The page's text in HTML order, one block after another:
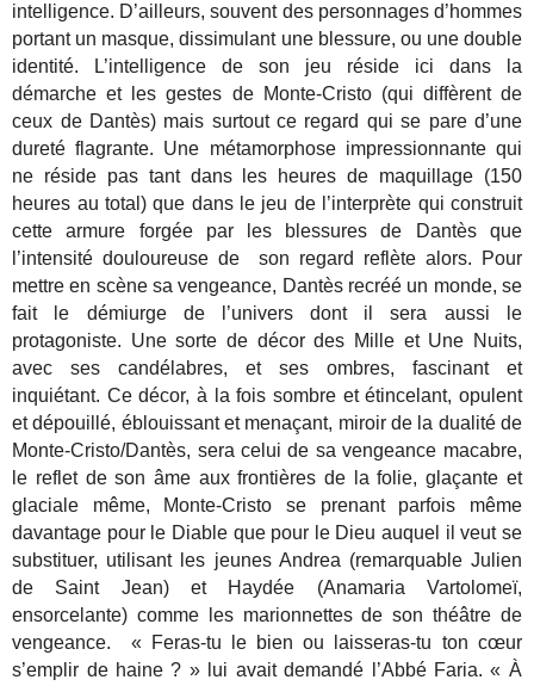
intelligence. D’ailleurs, souvent des personnages d’hommes
portant un masque, dissimulant une blessure, ou une double
identité. L’intelligence de son jeu réside ici dans la
démarche et les gestes de Monte-Cristo (qui diffèrent de
ceux de Dantès) mais surtout ce regard qui se pare d’une
dureté flagrante. Une métamorphose impressionnante qui
ne réside pas tant dans les heures de maquillage (150
heures au total) que dans le jeu de l’interprète qui construit
cette armure forgée par les blessures de Dantès que
l’intensité douloureuse de son regard reflète alors. Pour
mettre en scène sa vengeance, Dantès recréé un monde, se
fait le démiurge de l’univers dont il sera aussi le
protagoniste. Une sorte de décor des Mille et Une Nuits,
avec ses candélabres, et ses ombres, fascinant et
inquiétant. Ce décor, à la fois sombre et étincelant, opulent
et dépouillé, éblouissant et menaçant, miroir de la dualité de
Monte-Cristo/Dantès, sera celui de sa vengeance macabre,
le reflet de son âme aux frontières de la folie, glaçante et
glaciale même, Monte-Cristo se prenant parfois même
davantage pour le Diable que pour le Dieu auquel il veut se
substituer, utilisant les jeunes Andrea (remarquable Julien
de Saint Jean) et Haydée (Anamaria Vartolomeï,
ensorcelante) comme les marionnettes de son théâtre de
vengeance. « Feras-tu le bien ou laisseras-tu ton cœur
s’emplir de haine ? » lui avait demandé l’Abbé Faria. « À